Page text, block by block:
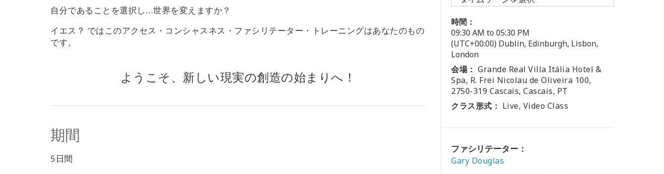
自分であることを選択し…世界を変えますか？
イエス？ ではこのアクセス・コンシャスネス・ファシリテーター・トレーニングはあなたのもの
です。
ようこそ、新しい現実の創造の始まりへ！
期間
5日間
時間：
09:30 AM to 05:30 PM
(UTC+00:00) Dublin, Edinburgh, Lisbon,
London
会場： Grande Real Villa Itália Hotel &
Spa, R. Frei Nicolau de Oliveira 100,
2750-319 Cascais, Cascais, PT
クラス形式： Live, Video Class
ファシリテーター：
Gary Douglas